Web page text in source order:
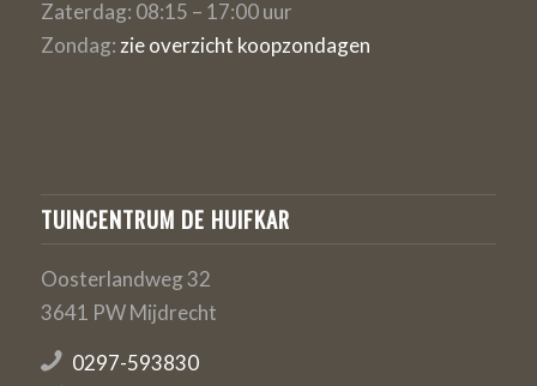
Zaterdag: 08:15 – 17:00 uur
Zondag: zie overzicht koopzondagen
TUINCENTRUM DE HUIFKAR
Oosterlandweg 32
3641 PW Mijdrecht
0297-593830